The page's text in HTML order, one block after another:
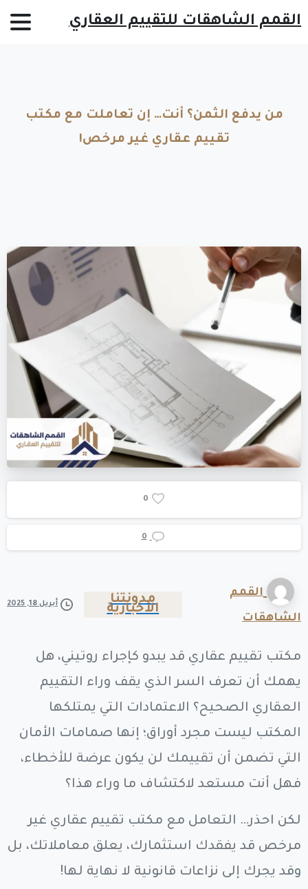
القمم الشاهقات للتقييم العقاري
من يدفع الثمن؟ أنت… إن تعاملت مع مكتب
تقييم عقاري غير مرخص!
0
0
القمم
الشاهقات
مدونتنا
الأخبارية أبريل 18, 2025
مكتب تقييم عقاري قد يبدو كإجراء روتيني، هل
يهمك أن تعرف السر الذي يقف وراء التقييم
العقاري الصحيح؟ الاعتمادات التي يمتلكها
المكتب ليست مجرد أوراق؛ إنها صمامات الأمان
التي تضمن أن تقييمك لن يكون عرضة للأخطاء،
فهل أنت مستعد لاكتشاف ما وراء هذا؟
لكن احذر… التعامل مع مكتب تقييم عقاري غير
مرخص قد يفقدك استثمارك، يعلق معاملاتك، بل
وقد يجرك إلى نزاعات قانونية لا نهاية لها!